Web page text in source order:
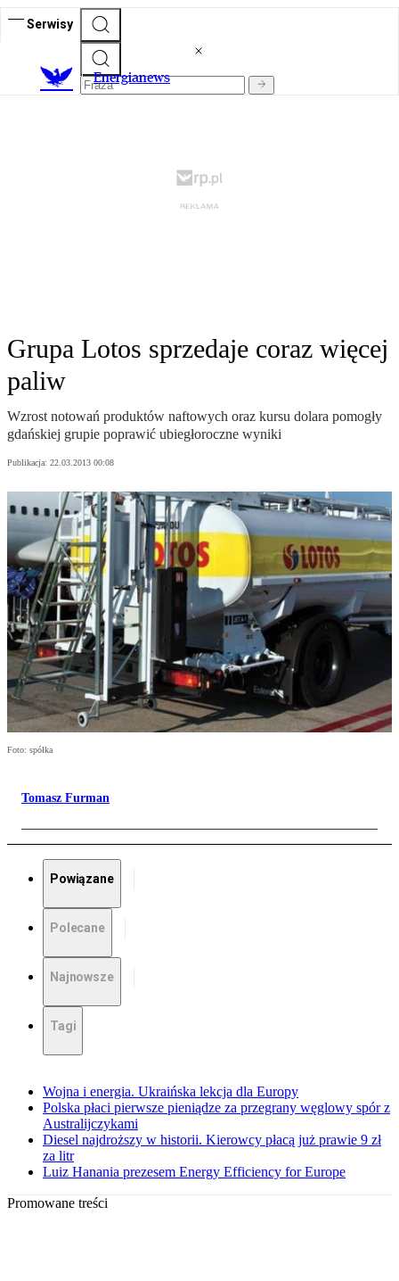
Serwisy
Energianews
Grupa Lotos sprzedaje coraz więcej
paliw
Wzrost notowań produktów naftowych oraz kursu dolara pomogły
gdańskiej grupie poprawić ubiegłoroczne wyniki
Publikacja: 22.03.2013 00:08
Foto: spółka
Tomasz Furman
Powiązane
Polecane
Najnowsze
Tagi
Wojna i energia. Ukraińska lekcja dla Europy
Polska płaci pierwsze pieniądze za przegrany węglowy spór z
Australijczykami
Diesel najdroższy w historii. Kierowcy płacą już prawie 9 zł
za litr
Luiz Hanania prezesem Energy Efficiency for Europe
Promowane treści